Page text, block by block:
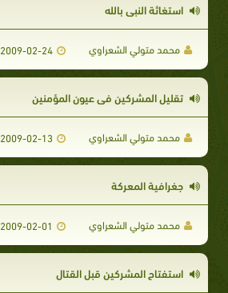
استغاثة النبي بالله
محمد متولي الشعراوي 2009-02-24
تقليل المشركين فى عيون المؤمنين
محمد متولي الشعراوي 2009-02-13
جغرافية المعركة
محمد متولي الشعراوي 2009-02-01
استفتاح المشركين قبل القتال